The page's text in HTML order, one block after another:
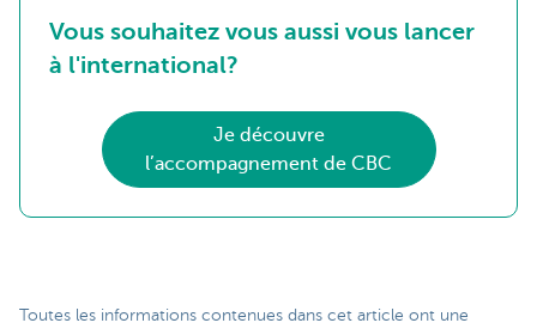
Vous souhaitez vous aussi vous lancer
à l'international?
Je découvre
l’accompagnement de CBC
Toutes les informations contenues dans cet article ont une